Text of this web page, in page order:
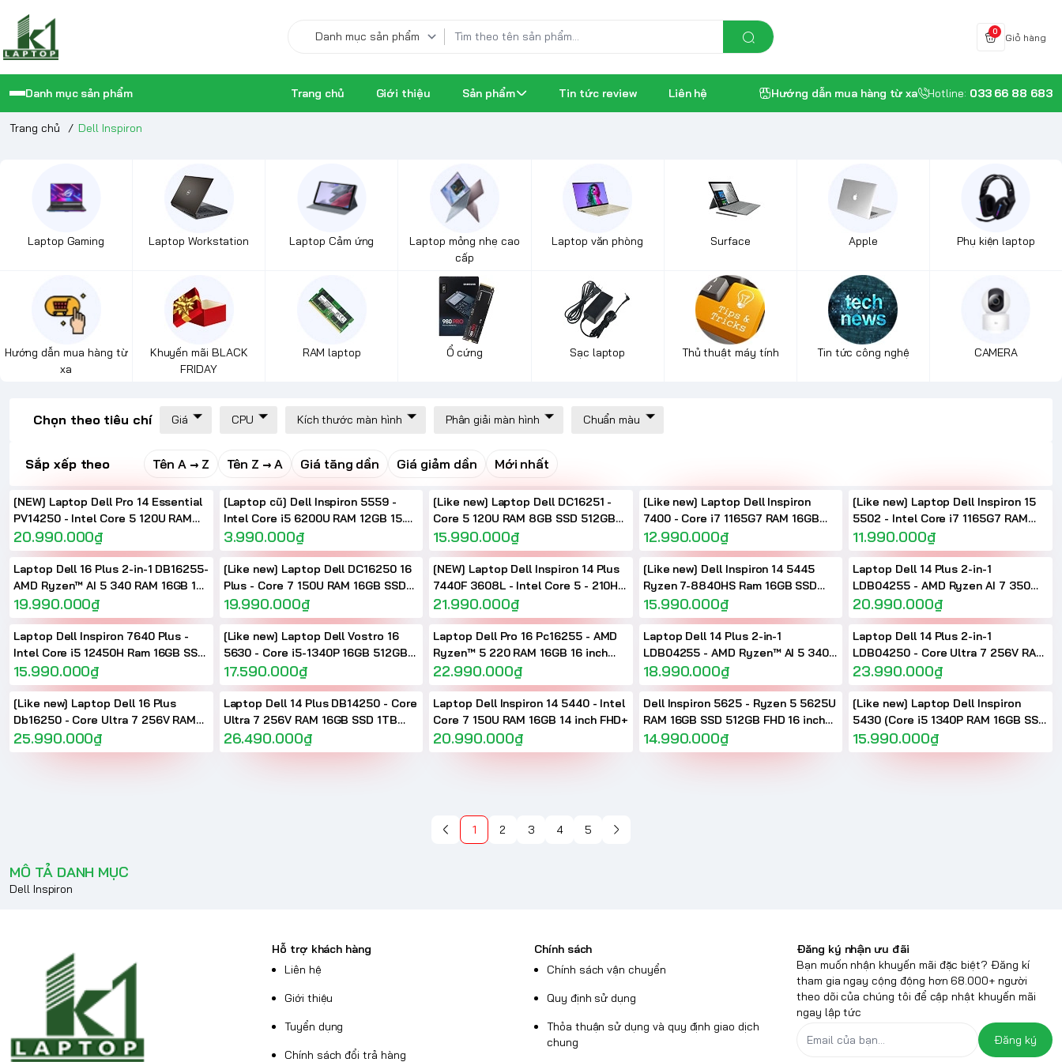
0
Giỏ hàng
Danh mục sản phẩm Trang chủ Giới thiệu Sản phẩm Tin tức review Liên hệ Hướng dẫn mua hàng từ xa Hotline: 033 66 88 683
Trang chủ / Dell Inspiron
Laptop Gaming Laptop Workstation Laptop Cảm ứng
Laptop mỏng nhẹ cao
cấp
Laptop văn phòng Surface Apple Phụ kiện laptop
Hướng dẫn mua hàng từ
xa
Khuyến mãi BLACK
FRIDAY
RAM laptop Ổ cứng Sạc laptop Thủ thuật máy tính Tin tức công nghệ CAMERA
Chọn theo tiêu chí Giá CPU Kích thước màn hình Phân giải màn hình Chuẩn màu
Sắp xếp theo Tên A → Z Tên Z → A Giá tăng dần Giá giảm dần Mới nhất
[NEW] Laptop Dell Pro 14 Essential
PV14250 - Intel Core 5 120U RAM
16GB SSD 512B Intel Graphics 14
inch FHD+ Bạc
20.990.000₫
[Laptop cũ] Dell Inspiron 5559 -
Intel Core i5 6200U RAM 12GB 15.6
inch HD
3.990.000₫
[Like new] Laptop Dell DC16251 -
Core 5 120U RAM 8GB SSD 512GB
Màn 16 inch FHD+ Touch
15.990.000₫
[Like new] Laptop Dell Inspiron
7400 - Core i7 1165G7 RAM 16GB
SSD 512GB 14.5 inch 2.5K
12.990.000₫
[Like new] Laptop Dell Inspiron 15
5502 - Intel Core i7 1165G7 RAM
16GB SSD 512GB 15.6 inch FHD IPS
11.990.000₫
Laptop Dell 16 Plus 2-in-1 DB16255-
AMD Ryzen™ AI 5 340 RAM 16GB 16
inch FHD+ Touch Screen
19.990.000₫
[Like new] Laptop Dell DC16250 16
Plus - Core 7 150U RAM 16GB SSD
1TB Màn hình 16 inch FHD+ Touch
19.990.000₫
[NEW] Laptop Dell Inspiron 14 Plus
7440F 3608L - Intel Core 5 - 210H
RAM 16GB 14 inch 2K+
21.990.000₫
[Like new] Dell Inspiron 14 5445
Ryzen 7-8840HS Ram 16GB SSD
512GB AMD Radeon 780M Màn
14inch 2.2K
15.990.000₫
Laptop Dell 14 Plus 2-in-1
LDB04255 - AMD Ryzen AI 7 350
RAM 16GB 14 inch FHD+ Touch
Screen
20.990.000₫
Laptop Dell Inspiron 7640 Plus -
Intel Core i5 12450H Ram 16GB SSD
512GB 16 inch FHD+
15.990.000₫
[Like new] Laptop Dell Vostro 16
5630 - Core i5-1340P 16GB 512GB
Intel Iris Xe Graphic 16inch FHD+
17.590.000₫
Laptop Dell Pro 16 Pc16255 - AMD
Ryzen™ 5 220 RAM 16GB 16 inch
FHD+
22.990.000₫
Laptop Dell 14 Plus 2-in-1
LDB04255 - AMD Ryzen™ AI 5 340
RAM 16GB 14 inch FHD+ Touch
Screen
18.990.000₫
Laptop Dell 14 Plus 2-in-1
LDB04250 - Core Ultra 7 256V RAM
16GB SSD 1TB 14 inch FHD+ Touch
Screen
23.990.000₫
[Like new] Laptop Dell 16 Plus
Db16250 - Core Ultra 7 256V RAM
16GB SSD 1TB Màn hình 16 inch 2.5K
25.990.000₫
Laptop Dell 14 Plus DB14250 - Core
Ultra 7 256V RAM 16GB SSD 1TB
Màn hình 14 inch 2.5K
26.490.000₫
Laptop Dell Inspiron 14 5440 - Intel
Core 7 150U RAM 16GB 14 inch FHD+
20.990.000₫
Dell Inspiron 5625 - Ryzen 5 5625U
RAM 16GB SSD 512GB FHD 16 inch
Silver
14.990.000₫
[Like new] Laptop Dell Inspiron
5430 (Core i5 1340P RAM 16GB SSD
512GB Intel Iris Xe Graphics Màn 14
inch FHD+)
15.990.000₫
1 2 3 4 5
MÔ TẢ DANH MỤC
Dell Inspiron
Hỗ trợ khách hàng
Liên hệ
Giới thiệu
Tuyển dụng
Chính sách đổi trả hàng
Chính sách
Chính sách vận chuyển
Quy định sử dụng
Thỏa thuận sử dụng và quy định giao dịch
chung
Đăng ký nhận ưu đãi
Bạn muốn nhận khuyến mãi đặc biệt? Đăng kí
tham gia ngay cộng động hơn 68.000+ người
theo dõi của chúng tôi để cập nhật khuyến mãi
ngay lập tức
Đăng ký